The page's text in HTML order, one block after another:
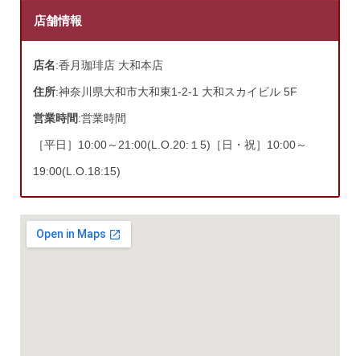
店舗情報
店名:香月珈琲店 大和本店
住所:神奈川県大和市大和東1-2-1 大和スカイビル 5F
営業時間:営業時間
［平日］10:00～21:00(L.O.20:１5)［日・祝］10:00～
19:00(L.O.18:15)